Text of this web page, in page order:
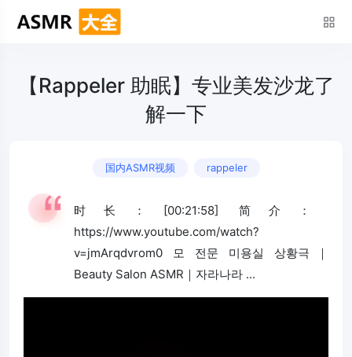
【Rappeler 助眠】专业美发沙龙了
解一下
国内ASMR视频 rappeler
时长：[00:21:58] 简介：
https://www.youtube.com/watch?
v=jmArqdvrom0 모 전문 미용실 상황극｜
Beauty Salon ASMR｜자라나라 ...